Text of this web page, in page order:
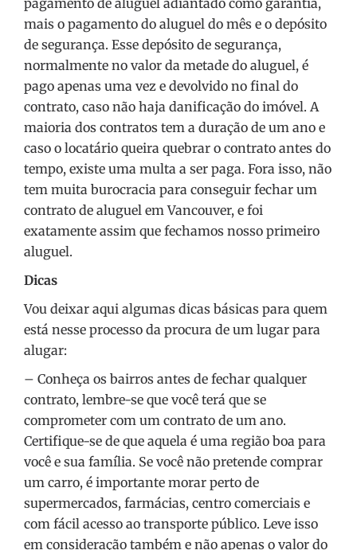
pagamento de aluguel adiantado como garantia,
mais o pagamento do aluguel do mês e o depósito
de segurança. Esse depósito de segurança,
normalmente no valor da metade do aluguel, é
pago apenas uma vez e devolvido no final do
contrato, caso não haja danificação do imóvel. A
maioria dos contratos tem a duração de um ano e
caso o locatário queira quebrar o contrato antes do
tempo, existe uma multa a ser paga. Fora isso, não
tem muita burocracia para conseguir fechar um
contrato de aluguel em Vancouver, e foi
exatamente assim que fechamos nosso primeiro
aluguel.
Dicas
Vou deixar aqui algumas dicas básicas para quem
está nesse processo da procura de um lugar para
alugar:
– Conheça os bairros antes de fechar qualquer
contrato, lembre-se que você terá que se
comprometer com um contrato de um ano.
Certifique-se de que aquela é uma região boa para
você e sua família. Se você não pretende comprar
um carro, é importante morar perto de
supermercados, farmácias, centro comerciais e
com fácil acesso ao transporte público. Leve isso
em consideração também e não apenas o valor do